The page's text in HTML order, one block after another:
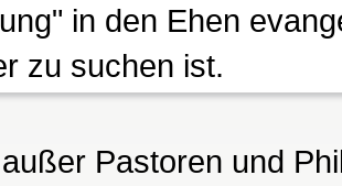
in den Ehen
zu suchen ist.
Pastoren und